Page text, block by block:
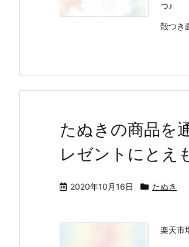
つ♪
殻つき
たぬきの商品を
レゼントにとえ
2020年10月16日 たぬき
楽天市